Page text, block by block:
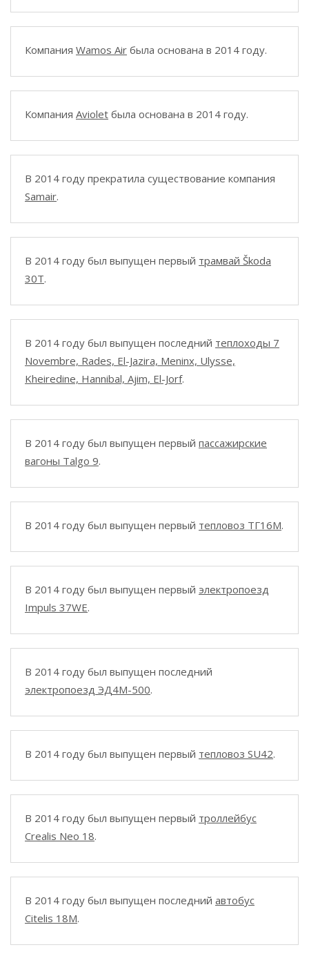
Компания Wamos Air была основана в 2014 году.
Компания Aviolet была основана в 2014 году.
В 2014 году прекратила существование компания
Samair.
В 2014 году был выпущен первый трамвай Škoda
30T.
В 2014 году был выпущен последний теплоходы 7
Novembre, Rades, El-Jazira, Meninx, Ulysse,
Kheiredine, Hannibal, Ajim, El-Jorf.
В 2014 году был выпущен первый пассажирские
вагоны Talgo 9.
В 2014 году был выпущен первый тепловоз ТГ16М.
В 2014 году был выпущен первый электропоезд
Impuls 37WE.
В 2014 году был выпущен последний
электропоезд ЭД4М-500.
В 2014 году был выпущен первый тепловоз SU42.
В 2014 году был выпущен первый троллейбус
Crealis Neo 18.
В 2014 году был выпущен последний автобус
Citelis 18M.